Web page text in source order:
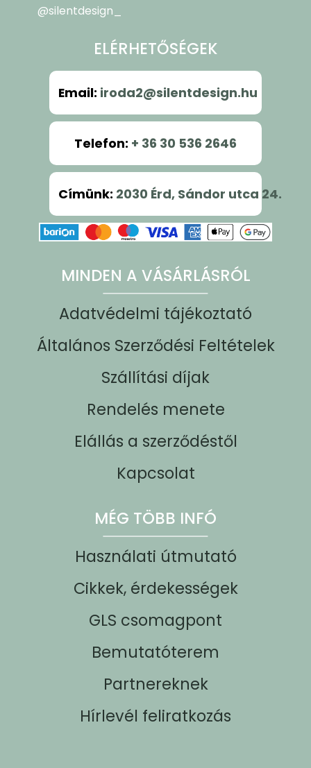
MINDEN A VÁSÁRLÁSRÓL
Adatvédelmi tájékoztató
Általános Szerződési Feltételek
Szállítási díjak
Rendelés menete
Elállás a szerződéstől
Kapcsolat
MÉG TÖBB INFÓ
Használati útmutató
Cikkek, érdekességek
GLS csomagpont
Bemutatóterem
Partnereknek
Hírlevél feliratkozás
@silentdesign_
ELÉRHETŐSÉGEK
Email: iroda2@silentdesign.hu
Telefon: + 36 30 536 2646
Címünk: 2030 Érd, Sándor utca 24.